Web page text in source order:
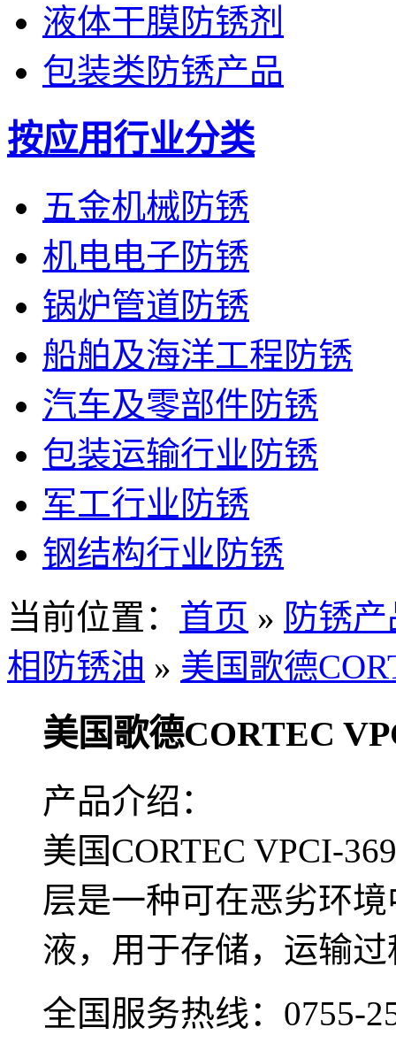
液体干膜防锈剂
包装类防锈产品
按应用行业分类
五金机械防锈
机电电子防锈
锅炉管道防锈
船舶及海洋工程防锈
汽车及零部件防锈
包装运输行业防锈
军工行业防锈
钢结构行业防锈
当前位置： 首页 » 防锈
相防锈油 » 美国歌德
美国歌德CORTEC
产品介绍：
美国CORTEC VPCI-
层是一种可在恶劣环
液，用于存储，运输
全国服务热线： 0755-